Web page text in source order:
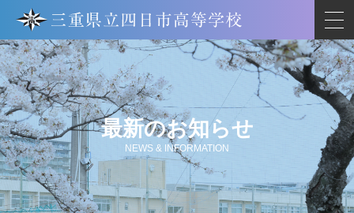
最新のお知らせ
NEWS & INFORMATION